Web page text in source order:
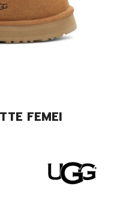
FEMEI